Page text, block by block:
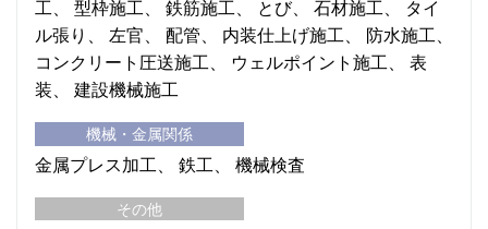
工 型枠施工 鉄筋施工 とび 石材施工
タイ
ル張り
左官 配管 内装仕上げ施工
防水施工
コンクリート圧送施工
ウェルポイント施工
表
装
建設機械施工
機械・金属関係
金属プレス加工 鉄工 機械検査
その他